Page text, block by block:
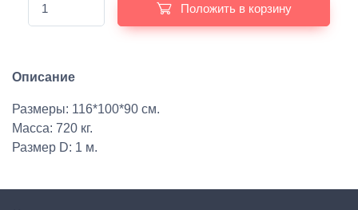
Положить в корзину
Описание
Размеры: 116*100*90 см.
Масса: 720 кг.
Размер D: 1 м.